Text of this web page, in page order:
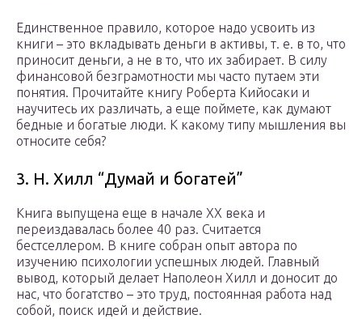
Единственное правило, которое надо усвоить из
книги – это вкладывать деньги в активы, т. е. в то, что
приносит деньги, а не в то, что их забирает. В силу
финансовой безграмотности мы часто путаем эти
понятия. Прочитайте книгу Роберта Кийосаки и
научитесь их различать, а еще поймете, как думают
бедные и богатые люди. К какому типу мышления вы
относите себя?
3. Н. Хилл “Думай и богатей”
Книга выпущена еще в начале XX века и
переиздавалась более 40 раз. Считается
бестселлером. В книге собран опыт автора по
изучению психологии успешных людей. Главный
вывод, который делает Наполеон Хилл и доносит до
нас, что богатство – это труд, постоянная работа над
собой, поиск идей и действие.